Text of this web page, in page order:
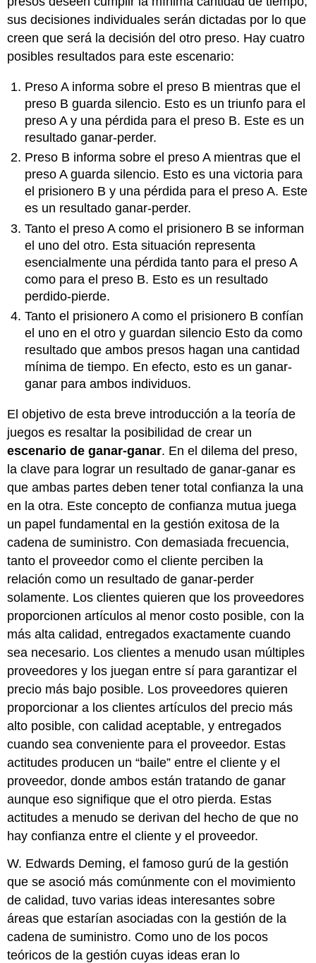
sus decisiones individuales serán dictadas por lo que
creen que será la decisión del otro preso. Hay cuatro
posibles resultados para este escenario:
Preso A informa sobre el preso B mientras que el
preso B guarda silencio. Esto es un triunfo para el
preso A y una pérdida para el preso B. Este es un
resultado ganar-perder.
Preso B informa sobre el preso A mientras que el
preso A guarda silencio. Esto es una victoria para
el prisionero B y una pérdida para el preso A. Este
es un resultado ganar-perder.
Tanto el preso A como el prisionero B se informan
el uno del otro. Esta situación representa
esencialmente una pérdida tanto para el preso A
como para el preso B. Esto es un resultado
perdido-pierde.
Tanto el prisionero A como el prisionero B confían
el uno en el otro y guardan silencio Esto da como
resultado que ambos presos hagan una cantidad
mínima de tiempo. En efecto, esto es un ganar-
ganar para ambos individuos.
El objetivo de esta breve introducción a la teoría de
juegos es resaltar la posibilidad de crear un
escenario de ganar-ganar. En el dilema del preso,
la clave para lograr un resultado de ganar-ganar es
que ambas partes deben tener total confianza la una
en la otra. Este concepto de confianza mutua juega
un papel fundamental en la gestión exitosa de la
cadena de suministro. Con demasiada frecuencia,
tanto el proveedor como el cliente perciben la
relación como un resultado de ganar-perder
solamente. Los clientes quieren que los proveedores
proporcionen artículos al menor costo posible, con la
más alta calidad, entregados exactamente cuando
sea necesario. Los clientes a menudo usan múltiples
proveedores y los juegan entre sí para garantizar el
precio más bajo posible. Los proveedores quieren
proporcionar a los clientes artículos del precio más
alto posible, con calidad aceptable, y entregados
cuando sea conveniente para el proveedor. Estas
actitudes producen un “baile” entre el cliente y el
proveedor, donde ambos están tratando de ganar
aunque eso signifique que el otro pierda. Estas
actitudes a menudo se derivan del hecho de que no
hay confianza entre el cliente y el proveedor.
W. Edwards Deming, el famoso gurú de la gestión
que se asoció más comúnmente con el movimiento
de calidad, tuvo varias ideas interesantes sobre
áreas que estarían asociadas con la gestión de la
cadena de suministro. Como uno de los pocos
teóricos de la gestión cuyas ideas eran lo